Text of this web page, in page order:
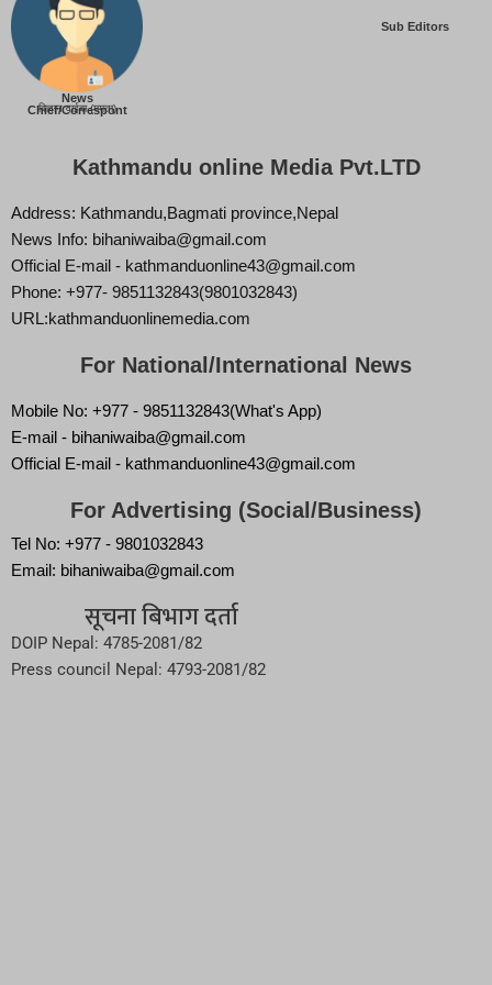
News
Chief/Correspont
बिज्ञान वाईबा (ममता)
Sub Editors
Kathmandu online Media Pvt.LTD
Address: Kathmandu,Bagmati province,Nepal
News Info: bihaniwaiba@gmail.com
Official E-mail - kathmanduonline43@gmail.com
Phone: +977- 9851132843(9801032843)
URL:kathmanduonlinemedia.com
For National/International News
Mobile No: +977 - 9851132843(What's App)
E-mail - bihaniwaiba@gmail.com
Official E-mail - kathmanduonline43@gmail.com
For Advertising (Social/Business)
Tel No: +977 - 9801032843
Email: bihaniwaiba@gmail.com
सूचना बिभाग दर्ता
DOIP Nepal: 4785-2081/82
Press council Nepal: 4793-2081/82